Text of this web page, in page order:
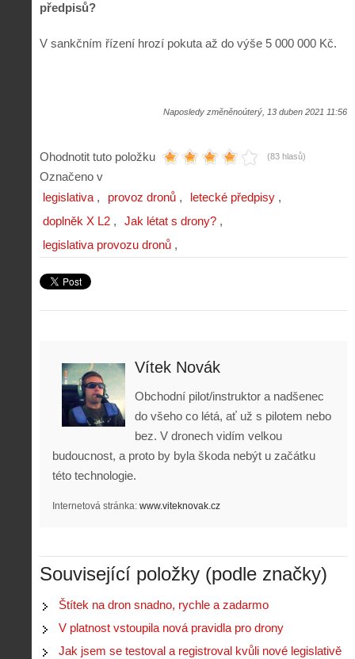
předpisů?
V sankčním řízení hrozí pokuta až do výše 5 000 000 Kč.
Naposledy změněnoúterý, 13 duben 2021 11:56
Ohodnotit tuto položku (83 hlasů)
Označeno v
legislativa
provoz dronů
letecké předpisy
doplněk X L2
Jak létat s drony?
legislativa provozu dronů
Vítek Novák
Obchodní pilot/instruktor a nadšenec
do všeho co létá, ať už s pilotem nebo
bez. V dronech vidím velkou
budoucnost, a proto by byla škoda nebýt u začátku
této technologie.
Internetová stránka: www.viteknovak.cz
Související položky (podle značky)
Štítek na dron snadno, rychle a zadarmo
V platnost vstoupila nová pravidla pro drony
Jak jsem se testoval a registroval kvůli nové legislativě